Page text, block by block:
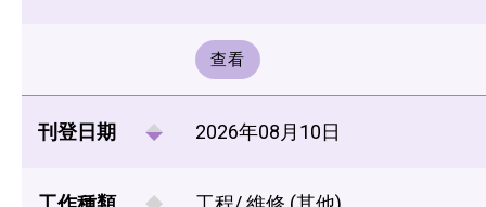
查看
刊登日期 2026年08月10日